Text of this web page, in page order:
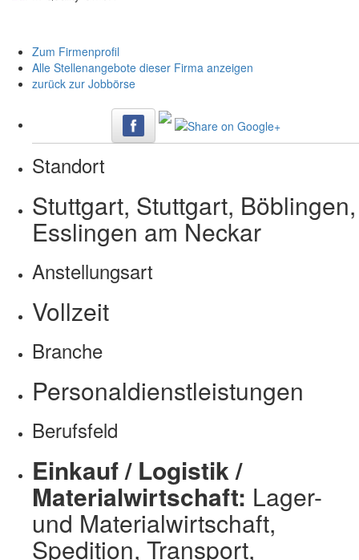
Zum Firmenprofil
Alle Stellenangebote dieser Firma anzeigen
zurück zur Jobbörse
Standort
Stuttgart, Stuttgart, Böblingen,
Esslingen am Neckar
Anstellungsart
Vollzeit
Branche
Personaldienstleistungen
Berufsfeld
Einkauf / Logistik /
Materialwirtschaft: Lager-
und Materialwirtschaft,
Spedition, Transport,